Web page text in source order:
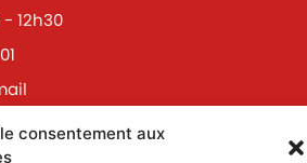
consentement aux
12h30